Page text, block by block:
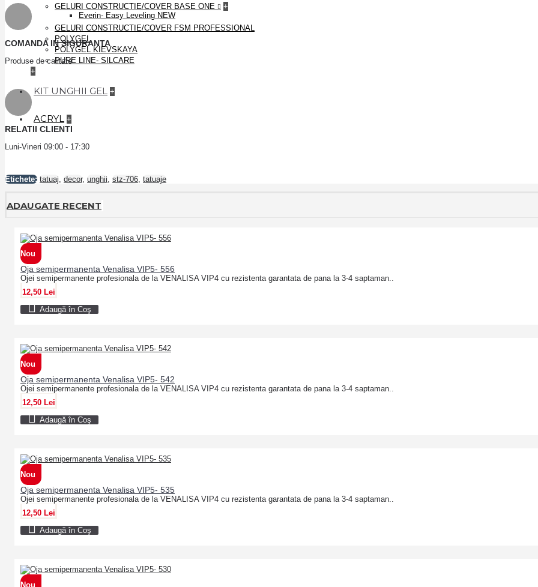
GELURI CONSTRUCTIE/COVER BASE ONE
+
Everin- Easy Leveling NEW
GELURI CONSTRUCTIE/COVER FSM PROFESSIONAL
POLYGEL
POLYGEL KIEVSKAYA
PURE LINE- SILCARE
+
KIT UNGHII GEL +
ACRYL +
COMANDA IN SIGURANTA
Produse de calitate
RELATII CLIENTI
Luni-Vineri 09:00 - 17:30
Etichete: tatuaj decor, unghii stz-706 tatuaje
ADAUGATE RECENT
Nou
Oja semipermanenta Venalisa VIP5- 556
Ojei semipermanente profesionala de la VENALISA VIP4 cu rezistenta garantata de pana la 3-4 saptaman..
12,50 Lei
Adaugă în Coş
Nou
Oja semipermanenta Venalisa VIP5- 542
Ojei semipermanente profesionala de la VENALISA VIP4 cu rezistenta garantata de pana la 3-4 saptaman..
12,50 Lei
Adaugă în Coş
Nou
Oja semipermanenta Venalisa VIP5- 535
Ojei semipermanente profesionala de la VENALISA VIP4 cu rezistenta garantata de pana la 3-4 saptaman..
12,50 Lei
Adaugă în Coş
Nou